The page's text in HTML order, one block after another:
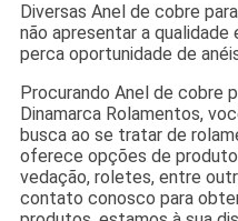
Diversas Anel de cobre
não apresentar a
perca oportunidade de
Procurando Anel de cobre
Dinamarca Rolamentos,
busca ao se tratar de
oferece opções de
vedação, roletes, entre
contato conosco para